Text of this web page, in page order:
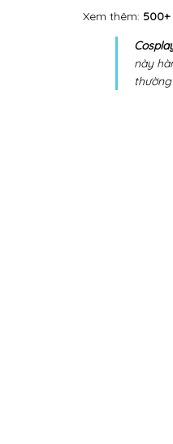
Xem thêm:
này